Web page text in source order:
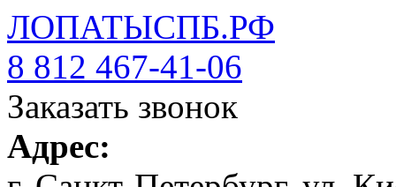
ЛОПАТЫСПБ.РФ
8 812 467-41-06
Заказать звонок
Адрес: